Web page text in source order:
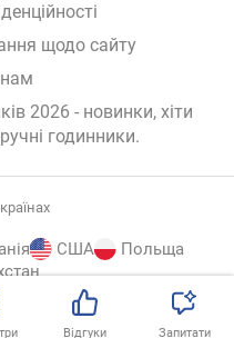
Відгуки Запитати
щодо сайту
2026 - новинки, хіти
годинники.
США
Польща
ВГОРУ